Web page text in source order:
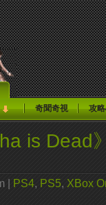
奇聞奇視 攻
is Dead
| PS4, PS5, XBox